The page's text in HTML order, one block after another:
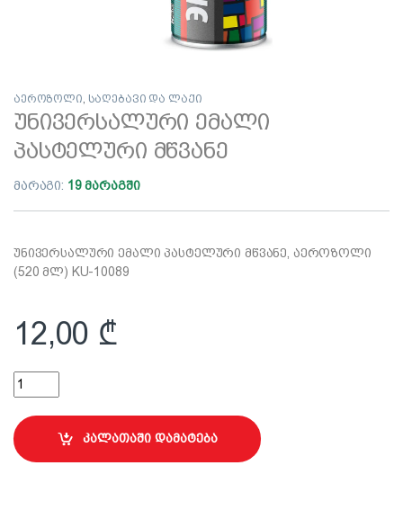
აეროზოლი, საღებავი და ლაქი
უნივერსალური ემალი
პასტელური მწვანე
მარაგი: 19 მარაგში
უნივერსალური ემალი პასტელური მწვანე, აეროზოლი
(520 მლ) KU-10089
12,00 ₾
უნივერსალური ემალი პასტელური მწვანე quantity
კალათაში დამატება